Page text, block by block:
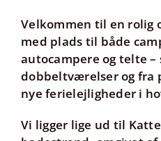
Velkommen til en rolig
med plads til både
autocampere og telte–
dobbeltværelserog fra
nye ferielejligheder i
Vi ligger lige ud til